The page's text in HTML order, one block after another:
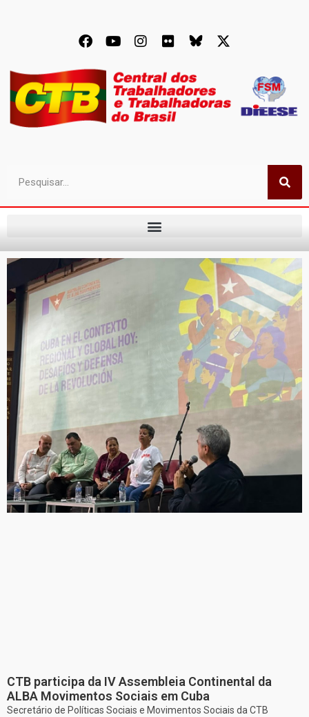
CTB participa da IV Assembleia Continental da
ALBA Movimentos Sociais em Cuba
Secretário de Políticas Sociais e Movimentos Sociais da CTB